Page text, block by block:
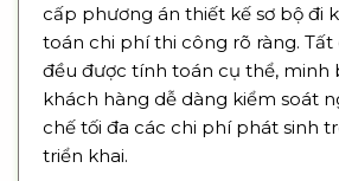
cấp phương án thiết kế sơ bộ đi
toán chi phí thi công rõ ràng.
đều được tính toán cụ thể, minh
khách hàng dễ dàng kiểm soát
chế tối đa các chi phí phát sinh
triển khai.